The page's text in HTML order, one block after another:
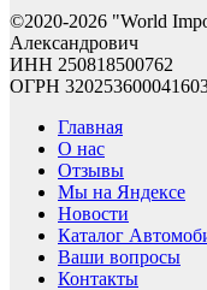
©2020-2026 "World
Александрович
ИНН 250818500762
ОГРН
Главная
О нас
Отзывы
Мы на Яндексе
Новости
Каталог
Ваши вопросы
Контакты